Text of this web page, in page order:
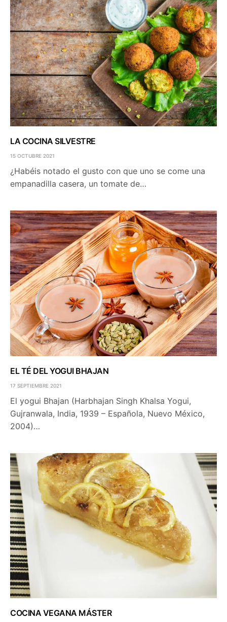
LA COCINA SILVESTRE
15 OCTUBRE 2021
¿Habéis notado el gusto con que uno se come una
empanadilla casera, un tomate de…
EL TÉ DEL YOGUI BHAJAN
17 SEPTIEMBRE 2021
El yogui Bhajan (Harbhajan Singh Khalsa Yogui,
Gujranwala, India, 1939 – Española, Nuevo México,
2004)…
COCINA VEGANA MÁSTER